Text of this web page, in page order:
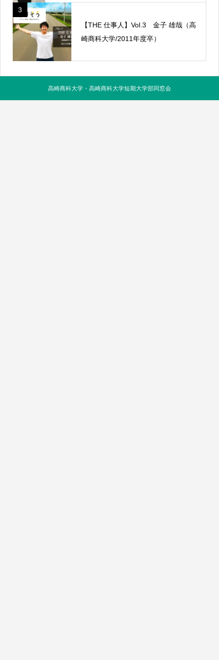
3
【THE 仕事人】Vol.3 金子 雄哉（高
崎商科大学/2011年度卒）
高崎商科大学・高崎商科大学短期大学部同窓会